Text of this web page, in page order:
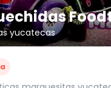
yucatecas